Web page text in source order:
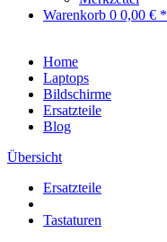
Warenkorb 0 0,00 € *
Home
Laptops
Bildschirme
Ersatzteile
Blog
Übersicht
Ersatzteile
Tastaturen